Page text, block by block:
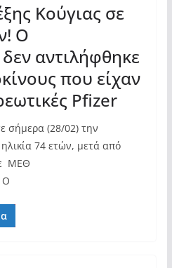
Κούγιας σε
Ο
αντιλήφθηκε
που είχαν
Pfizer
σήμερα (28/02) την
74 ετών, μετά από
ΜΕΘ
Ο